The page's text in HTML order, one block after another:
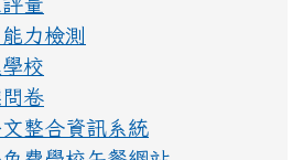
力檢測
校
卷
整合資訊系統